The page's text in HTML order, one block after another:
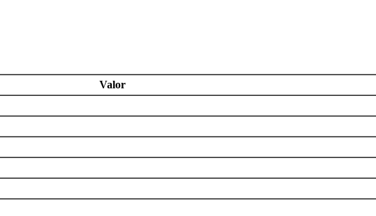
Valor